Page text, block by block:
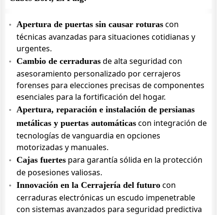
Apertura de puertas sin causar roturas con
técnicas avanzadas para situaciones cotidianas y
urgentes.
Cambio de cerraduras de alta seguridad con
asesoramiento personalizado por cerrajeros
forenses para elecciones precisas de componentes
esenciales para la fortificación del hogar.
Apertura, reparación e instalación de persianas
metálicas y puertas automáticas con integración de
tecnologías de vanguardia en opciones
motorizadas y manuales.
Cajas fuertes para garantía sólida en la protección
de posesiones valiosas.
Innovación en la Cerrajería del futuro con
cerraduras electrónicas un escudo impenetrable
con sistemas avanzados para seguridad predictiva